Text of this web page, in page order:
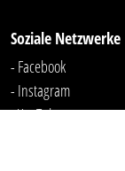
Soziale Netzwerke
- Facebook
- Instagram
- YouTube